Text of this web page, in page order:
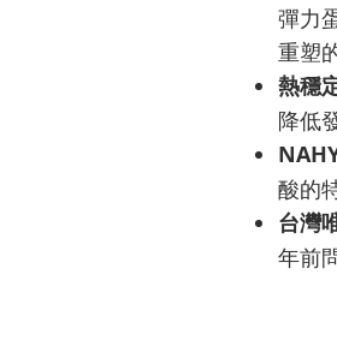
彈力
重塑
熱穩
降低
酸的
台灣
年前